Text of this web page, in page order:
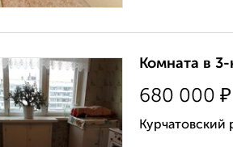
Комната в
680 000 ₽